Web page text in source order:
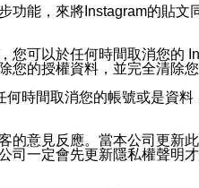
功能，來將Instagram的貼
您可以於任何時間取消您
的授權資料，並完全清除
時間取消您的帳號或是資
的意見反應。當本公司更
司一定會先更新隱私權聲